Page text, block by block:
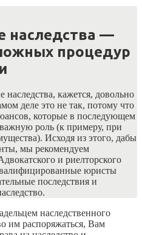
наследства —
процедур
кажется, довольно
деле это не так, потому что
которые в последующем
роль (к примеру, при
Исходя из этого, дабы
мы рекомендуем
и риелторского
юристы
последствия и
наследственного
им распоряжаться, Вам